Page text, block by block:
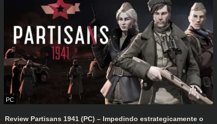
Review Partisans 1941 (PC) – Impedindo estrategicamente o